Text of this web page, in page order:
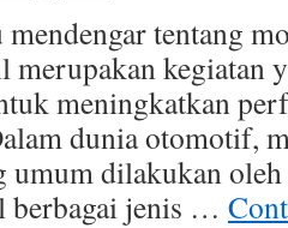
mendengar tentang
kegiatan
meningkatkan
dunia otomotif,
umum dilakukan oleh
berbagai jenis …